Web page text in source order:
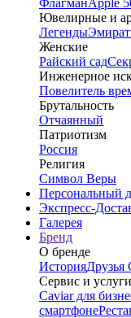
ФлагманApple
Ювелирные и
Легенды
Женские
Райский сад
Инженерное
Повелитель
Брутальность
Отчаянный
Патриотизм
Россия
Религия
Символ Веры
Персональный
Экспресс-
Галерея
Бренд
О бренде
ИсторияДрузья
Сервис и услуги
Caviar для
смартфоне